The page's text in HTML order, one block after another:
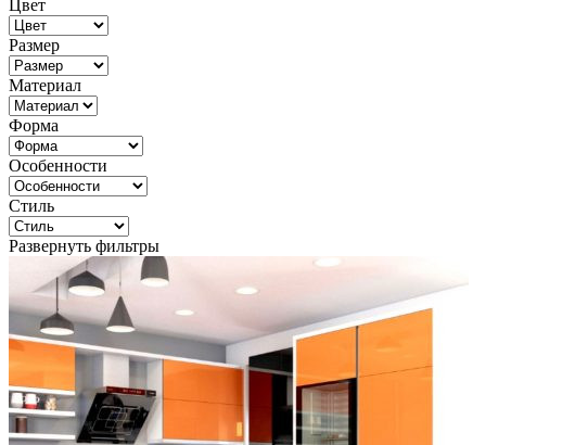
Цвет
Размер
Материал
Форма
Особенности
Стиль
Развернуть фильтры